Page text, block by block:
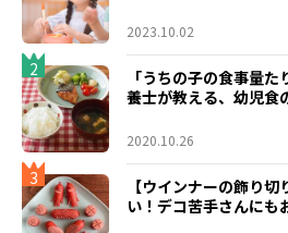
2023.10.02
2
「うちの子の食事量
養士が教える、幼児食
2020.10.26
3
【ウインナーの飾り
い！デコ苦手さんにも